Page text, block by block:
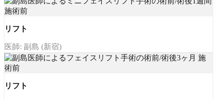
リフト
医師: 副島 (新宿)
リフト